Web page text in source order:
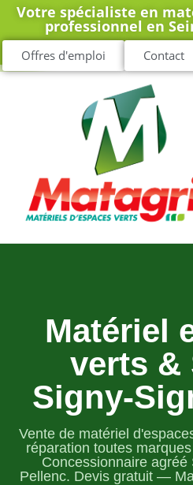
Votre spécialiste en
professionnel en
Offres d'emploi Contact
Matériel
verts &
Signy-
Vente de matériel
réparation toutes
Concessionnaire agréé
Pellenc. Devis gratuit —